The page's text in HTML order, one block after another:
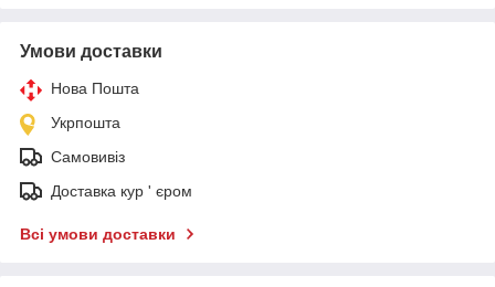
Умови доставки
Нова Пошта
Укрпошта
Самовивіз
Доставка кур ' єром
Всі умови доставки